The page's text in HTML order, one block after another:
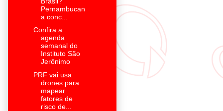
Pernambucan
a conc...
Confira a
agenda
semanal do
Instituto São
Jerônimo
PRF vai usa
drones para
mapear
fatores de
risco de...